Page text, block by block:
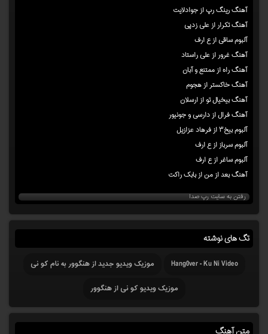
آهنگ رینگ رپ از جوادلایت
آهنگ تکرار از علی زدپی
آلبوم ساقی از ع ارف
آهنگ غرور از علی راستاد
آهنگ راه از ممتنع و آبان
آهنگ خاکستر از هجوم
آهنگ بیخیال تو از ارسلان
آهنگ فرال از دارسی و جونیور
آلبوم بیخ۳ از فرهاد عزازیل
آلبوم سرباز از ع ارف
آلبوم ساغر از ع ارف
آهنگ بعد از من از بابک راکت
رفتن به سایت رپ صدا
تگ های نوشته
Hang0ver - Ku Ni Video
موزیک ویدیو جدید از هنگوور به نام کو نی
موزیک ویدیو کو نی از هنگوور